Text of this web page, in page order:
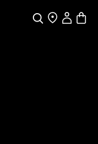
PaieškaPardavėjų